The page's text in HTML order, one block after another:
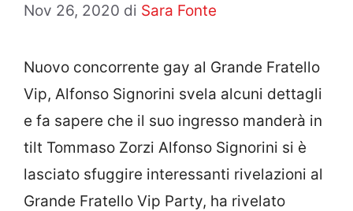
Nov 26, 2020 di Sara Fonte
Nuovo concorrente gay al Grande Fratello
Vip, Alfonso Signorini svela alcuni dettagli
e fa sapere che il suo ingresso manderà in
tilt Tommaso Zorzi Alfonso Signorini si è
lasciato sfuggire interessanti rivelazioni al
Grande Fratello Vip Party, ha rivelato